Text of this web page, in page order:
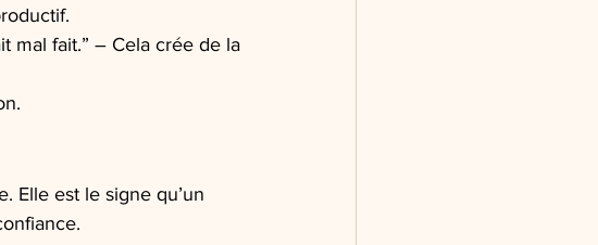
mal fait.” – Cela crée de la
Elle est le signe qu’un